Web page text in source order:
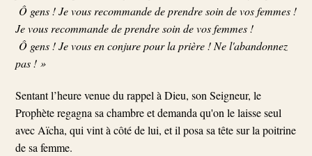
Ô gens ! Je vous recommande de prendre soin de vos femmes !
Je vous recommande de prendre soin de vos femmes !
Ô gens ! Je vous en conjure pour la prière ! Ne l'abandonnez
pas ! »
Sentant l’heure venue du rappel à Dieu, son Seigneur, le
Prophète regagna sa chambre et demanda qu'on le laisse seul
avec Aïcha, qui vint à côté de lui, et il posa sa tête sur la poitrine
de sa femme.